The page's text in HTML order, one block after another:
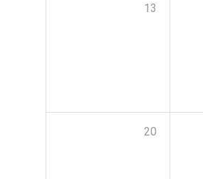
13
20